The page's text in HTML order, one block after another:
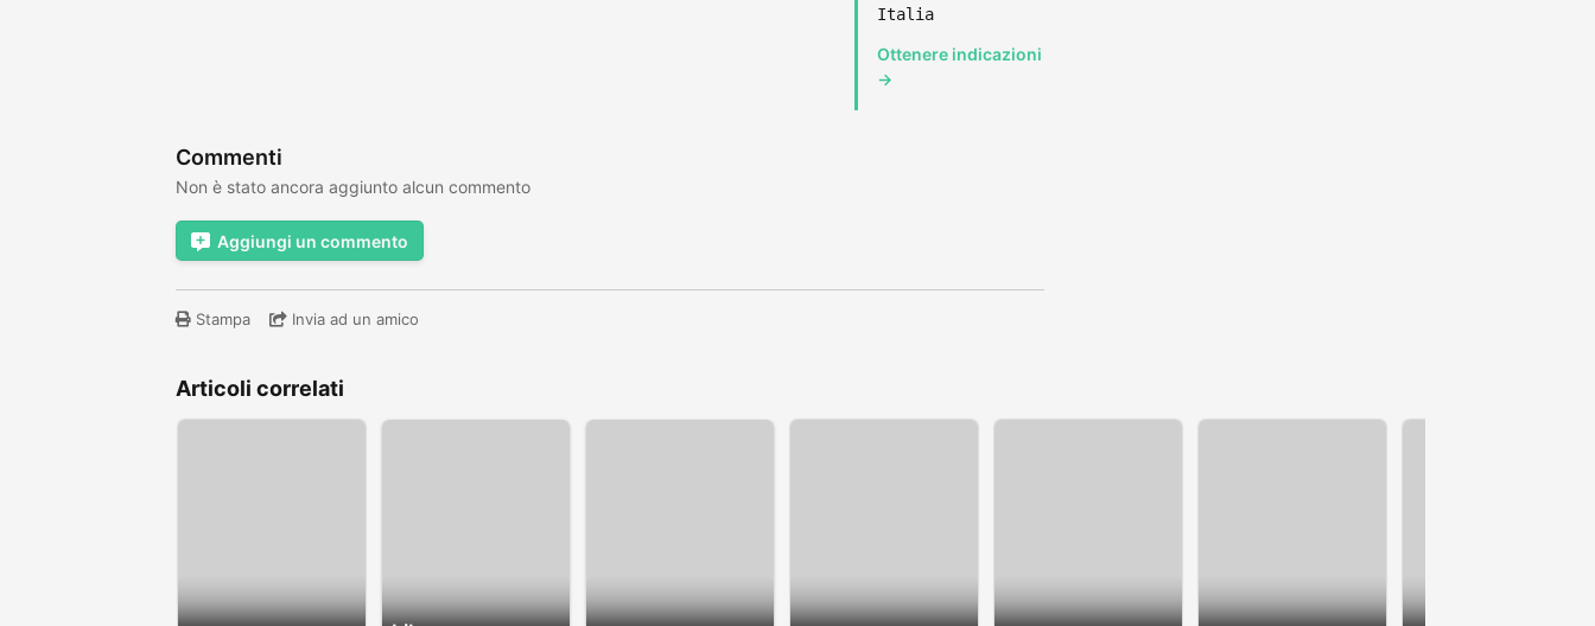
Italia
Ottenere indicazioni
→
Commenti
Non è stato ancora aggiunto alcun commento
Aggiungi un commento
Stampa Invia ad un amico
Articoli correlati